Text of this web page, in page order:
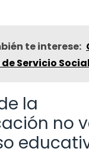
te interese:
Servicio
la
no